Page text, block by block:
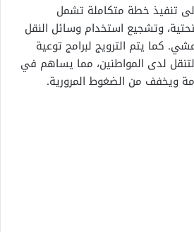
تنفيذ خطة متكاملة تشمل
وتشجيع استخدام وسائل النقل
كما يتم الترويج لبرامج توعية
لدى المواطنين، مما يساهم في
ويخفف من الضغوط المرورية.